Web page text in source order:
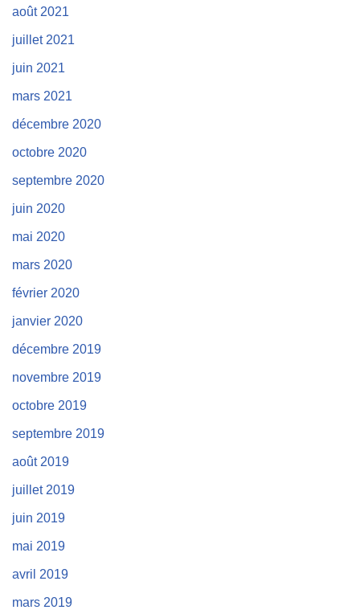
août 2021
juillet 2021
juin 2021
mars 2021
décembre 2020
octobre 2020
septembre 2020
juin 2020
mai 2020
mars 2020
février 2020
janvier 2020
décembre 2019
novembre 2019
octobre 2019
septembre 2019
août 2019
juillet 2019
juin 2019
mai 2019
avril 2019
mars 2019